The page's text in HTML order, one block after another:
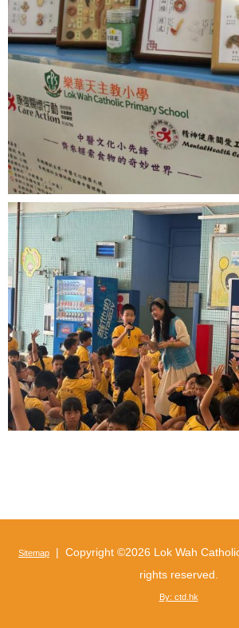
Sitemap | Copyright ©2026 Lok Wah
rights reserved.
By: ctd.hk